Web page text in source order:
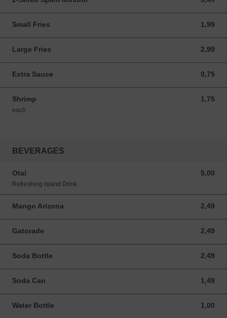
Small Fries 1,99
1,99 USD
Large Fries 2,99
2,99 USD
Extra Sauce 0,75
0,75 USD
Shrimp 1,75
1,75 USD
each
BEVERAGES
Otai 5,00
5,00 USD
Refreshing Island Drink
Mango Arizona 2,49
2,49 USD
Gatorade 2,49
2,49 USD
Soda Bottle 2,49
2,49 USD
Soda Can 1,49
1,49 USD
Water Bottle 1,00
1,00 USD